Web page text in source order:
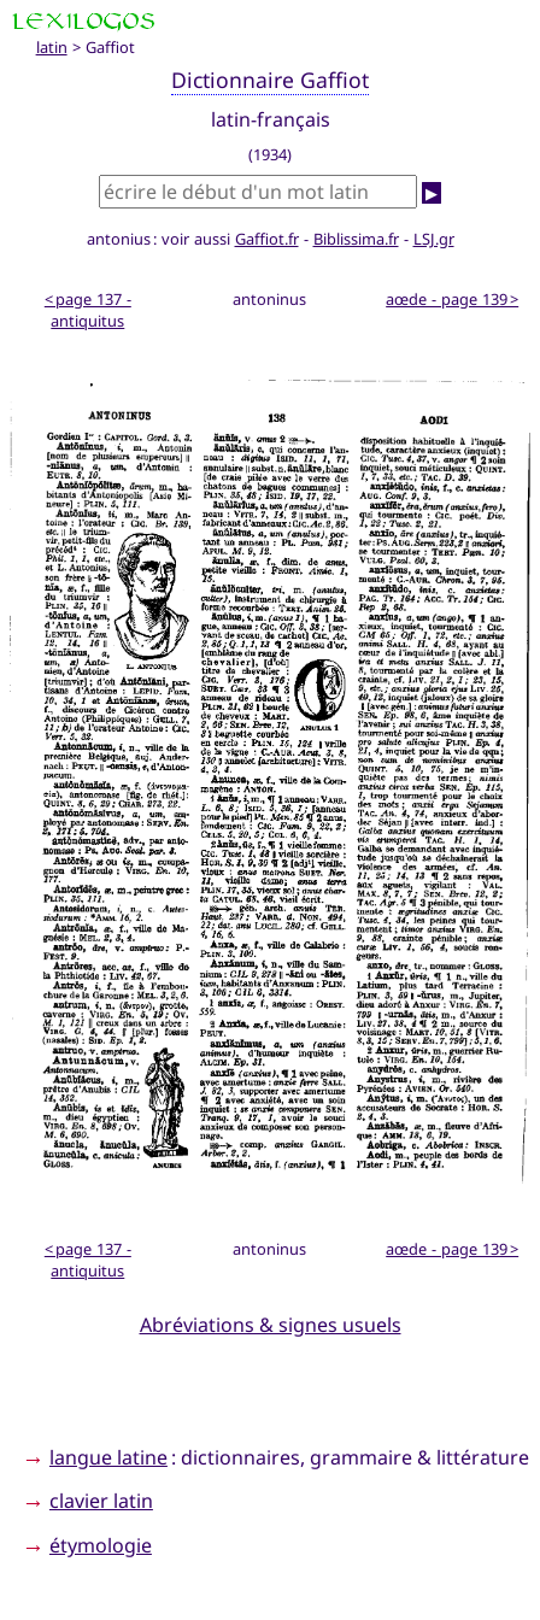
latin > Gaffiot
Dictionnaire Gaffiot
latin-français
(1934)
▶
antonius : voir aussi Gaffiot.fr- Biblissima.fr- LSJ.gr
< page 137 -
antiquitus
antoninus aœde - page 139 >
< page 137 -
antiquitus
antoninus aœde - page 139 >
Abréviations & signes usuels
→ langue latine: dictionnaires, grammaire & littérature
→ clavier latin
→ étymologie